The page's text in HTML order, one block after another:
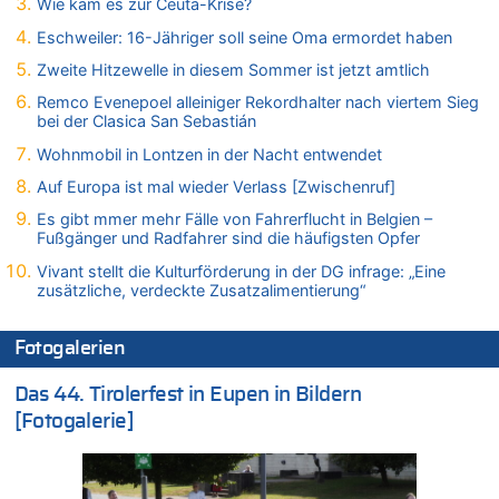
Zweite Hitzewelle in diesem Sommer ist jetzt amtlich
06.08.2026 - 16:10 von Dax zu
Wasserstand des Rheins in NRW so niedrig wie noch nie
06.08.2026 - 15:51 von SuperBoy zu
Eschweiler: 16-Jähriger soll seine Oma ermordet haben
06.08.2026 - 15:42 von PvD zu
Mehrere Menschen in Londons City niedergestochen
06.08.2026 - 15:42 von Dax zu
Zweite Hitzewelle in diesem Sommer ist jetzt amtlich
Zweite Hitzewelle in diesem Sommer ist jetzt amtlich
Zweite Hitzewelle in diesem Sommer ist jetzt amtlich
06.08.2026 - 14:51 von Ostbelgien Direkt zu
Zurück an den Rhein: Hendrich wechselt zum 1. FC Köln
06.08.2026 - 14:46 von Hugo Egon Bernhard von Sinnen zu
Wie kam es zur Ceuta-Krise?
Eschweiler: 16-Jähriger soll seine Oma ermordet haben
Zweite Hitzewelle in diesem Sommer ist jetzt amtlich
Remco Evenepoel alleiniger Rekordhalter nach viertem Sieg
bei der Clasica San Sebastián
Wohnmobil in Lontzen in der Nacht entwendet
Auf Europa ist mal wieder Verlass [Zwischenruf]
Es gibt mmer mehr Fälle von Fahrerflucht in Belgien –
Fußgänger und Radfahrer sind die häufigsten Opfer
Vivant stellt die Kulturförderung in der DG infrage: „Eine
zusätzliche, verdeckte Zusatzalimentierung“
Fotogalerien
Das 44. Tirolerfest in Eupen in Bildern
[Fotogalerie]